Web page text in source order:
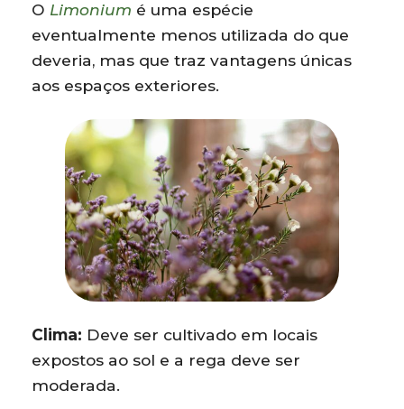
O Limonium é uma espécie
eventualmente menos utilizada do que
deveria, mas que traz vantagens únicas
aos espaços exteriores.
Clima: Deve ser cultivado em locais
expostos ao sol e a rega deve ser
moderada.